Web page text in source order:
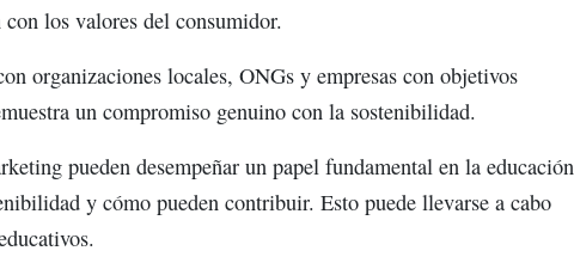
los valores del consumidor.
organizaciones locales, ONGs y empresas con objetivos
un compromiso genuino con la sostenibilidad.
pueden desempeñar un papel fundamental en la educación
y cómo pueden contribuir. Esto puede llevarse a cabo